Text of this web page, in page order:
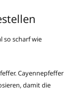
so scharf wie
Cayennepfeffer
damit die